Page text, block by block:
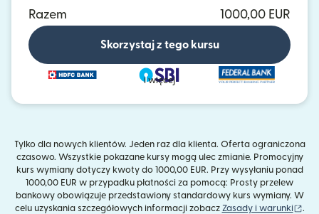
Razem
1000,00 EUR
Skorzystaj z tego kursu
i więcej
Tylko dla nowych klientów. Jeden raz dla klienta. Oferta ograniczona
czasowo. Wszystkie pokazane kursy mogą ulec zmianie. Promocyjny
kurs wymiany dotyczy kwoty do 1000,00 EUR. Przy wysyłaniu ponad
1000,00 EUR w przypadku płatności za pomocą: Prosty przelew
bankowy obowiązuje przedstawiony standardowy kurs wymiany. W
celu uzyskania szczegółowych informacji zobacz Zasady i warunki .